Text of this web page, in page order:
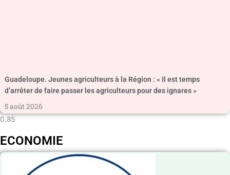
Guadeloupe. Jeunes agriculteurs à la Région : « Il est temps
d’arrêter de faire passer les agriculteurs pour des ignares »
5 août 2026
ECONOMIE